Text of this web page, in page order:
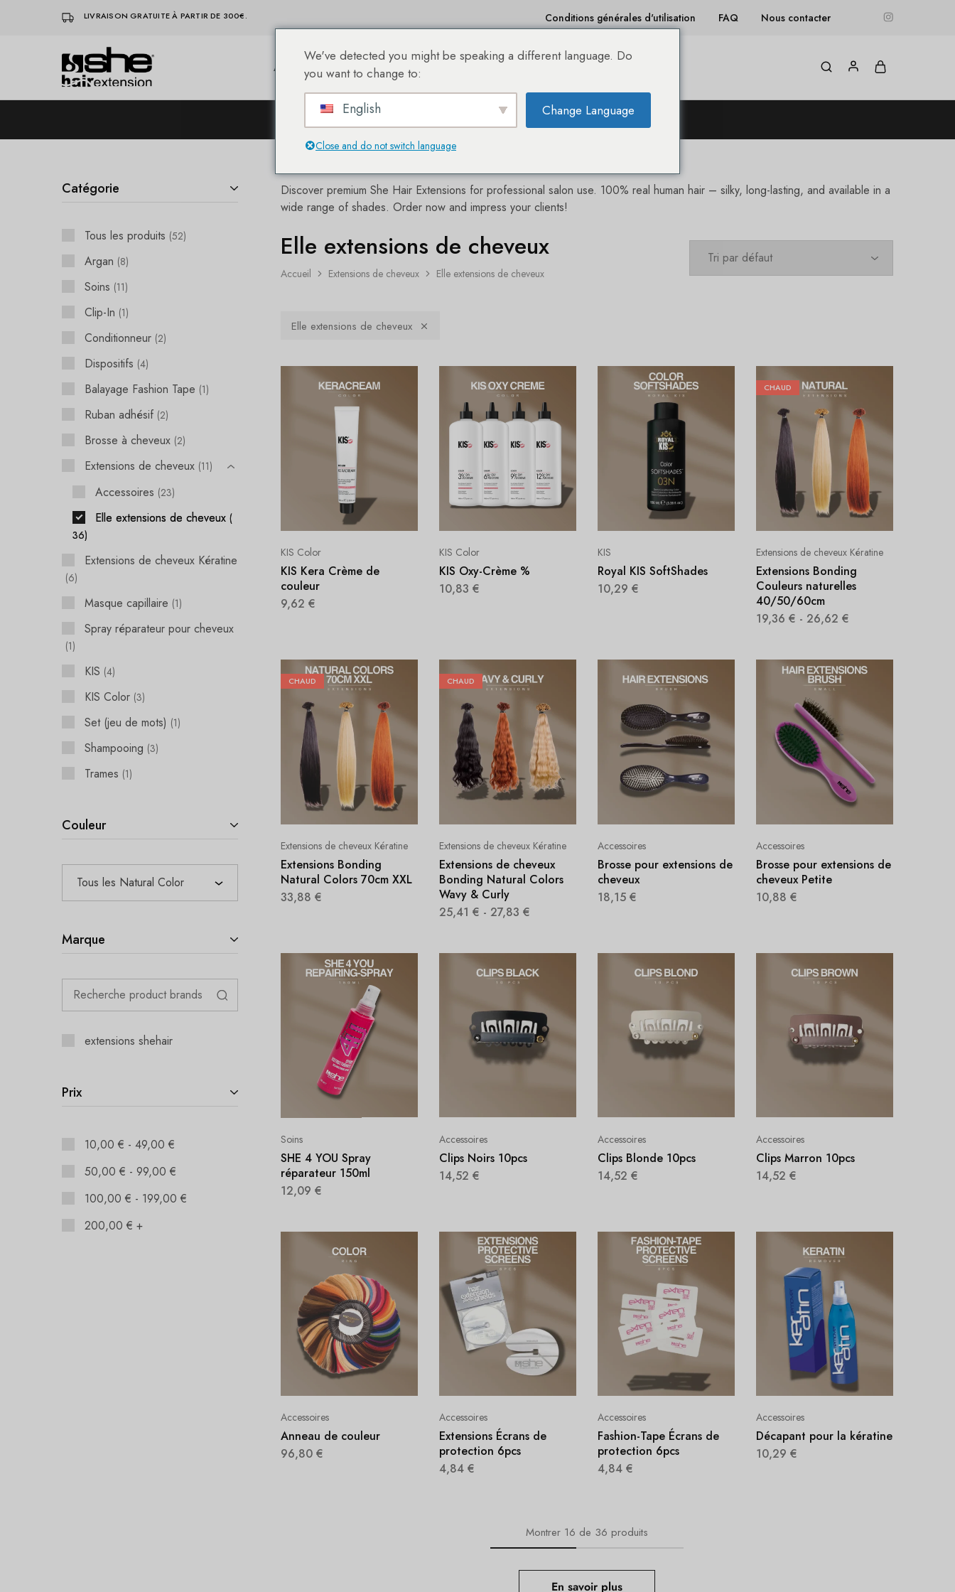
LIVRAISON GRATUITE À PARTIR DE 300€. Conditions générales d'utilisation FAQ Nous contacter
She-
Hairextensions
Socap
Premium
Extensions
Accueil Achats Bestseller Sale % À propos de nous
LA NOUVELLE BOUTIQUE EN LIGNE DES EXTENSIONS DE CHEVEUX SHE® !
Discover premium She Hair Extensions for professional salon use. 100% real human hair – silky, long-lasting, and available in a
wide range of shades. Order now and impress your clients!
Elle extensions de cheveux
Accueil Extensions de cheveux Elle extensions de cheveux
Elle extensions de cheveux
KIS Color
KIS Kera Crème de
couleur
9,62 €
KIS Color
KIS Oxy-Crème %
10,83 €
KIS
Royal KIS SoftShades
10,29 €
CHAUD
Extensions de cheveux Kératine
Extensions Bonding
Couleurs naturelles
40/50/60cm
19,36 € - 26,62 €
CHAUD
Extensions de cheveux Kératine
Extensions Bonding
Natural Colors 70cm XXL
33,88 €
CHAUD
Extensions de cheveux Kératine
Extensions de cheveux
Bonding Natural Colors
Wavy & Curly
25,41 € - 27,83 €
Accessoires
Brosse pour extensions de
cheveux
18,15 €
Accessoires
Brosse pour extensions de
cheveux Petite
10,88 €
Soins
SHE 4 YOU Spray
réparateur 150ml
12,09 €
Accessoires
Clips Noirs 10pcs
14,52 €
Accessoires
Clips Blonde 10pcs
14,52 €
Accessoires
Clips Marron 10pcs
14,52 €
Accessoires
Anneau de couleur
96,80 €
Accessoires
Extensions Écrans de
protection 6pcs
4,84 €
Accessoires
Fashion-Tape Écrans de
protection 6pcs
4,84 €
Accessoires
Décapant pour la kératine
10,29 €
Montrer16 de 36 produits
En savoir plus
Catégorie
Tous les produits 52
Argan 8
Soins 11
Clip-In 1
Conditionneur 2
Dispositifs 4
Balayage Fashion Tape 1
Ruban adhésif 2
Brosse à cheveux 2
Extensions de cheveux 11
Accessoires 23
Elle extensions de cheveux
36
Extensions de cheveux Kératine
6
Masque capillaire 1
Spray réparateur pour cheveux
1
KIS 4
KIS Color 3
Set (jeu de mots) 1
Shampooing 3
Trames 1
Couleur
Tous les Natural Color
Marque
extensions shehair
Prix
10,00 € - 49,00 €
50,00 € - 99,00 €
100,00 € - 199,00 €
200,00 € +
We've detected you might be speaking a different language. Do
you want to change to:
English Change Language
Close and do not switch language